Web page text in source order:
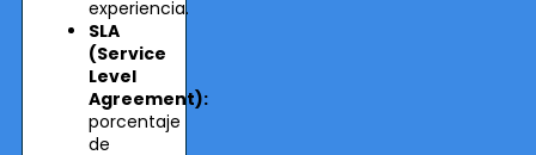
experiencia.
SLA
(Service
Level
Agreement):
porcentaje
de